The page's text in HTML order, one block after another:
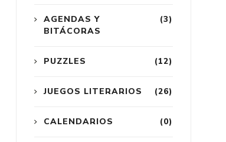
(3)
AGENDAS Y
BITÁCORAS
(12)
PUZZLES
(26)
JUEGOS LITERARIOS
(0)
CALENDARIOS